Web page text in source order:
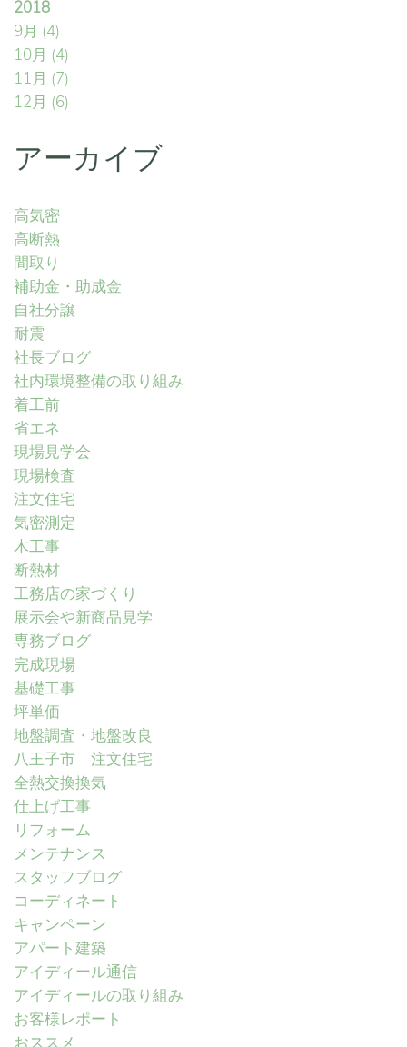
2018
9月 (4)
10月 (4)
11月 (7)
12月 (6)
アーカイブ
高気密
高断熱
間取り
補助金・助成金
自社分譲
耐震
社長ブログ
社内環境整備の取り組み
着工前
省エネ
現場見学会
現場検査
注文住宅
気密測定
木工事
断熱材
工務店の家づくり
展示会や新商品見学
専務ブログ
完成現場
基礎工事
坪単価
地盤調査・地盤改良
八王子市 注文住宅
全熱交換換気
仕上げ工事
リフォーム
メンテナンス
スタッフブログ
コーディネート
キャンペーン
アパート建築
アイディール通信
アイディールの取り組み
お客様レポート